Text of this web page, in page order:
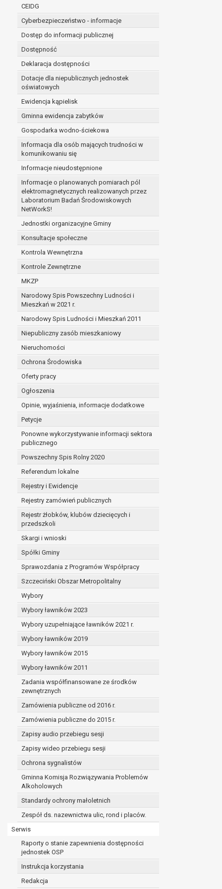
CEIDG
Cyberbezpieczeństwo - informacje
Dostęp do informacji publicznej
Dostępność
Deklaracja dostępności
Dotacje dla niepublicznych jednostek
oświatowych
Ewidencja kąpielisk
Gminna ewidencja zabytków
Gospodarka wodno-ściekowa
Informacja dla osób mających trudności w
komunikowaniu się
Informacje nieudostępnione
Informacje o planowanych pomiarach pól
elektromagnetycznych realizowanych przez
Laboratorium Badań Środowiskowych
NetWorkS!
Jednostki organizacyjne Gminy
Konsultacje społeczne
Kontrola Wewnętrzna
Kontrole Zewnętrzne
MKZP
Narodowy Spis Powszechny Ludności i
Mieszkań w 2021 r.
Narodowy Spis Ludności i Mieszkań 2011
Niepubliczny zasób mieszkaniowy
Nieruchomości
Ochrona Środowiska
Oferty pracy
Ogłoszenia
Opinie, wyjaśnienia, informacje dodatkowe
Petycje
Ponowne wykorzystywanie informacji sektora
publicznego
Powszechny Spis Rolny 2020
Referendum lokalne
Rejestry i Ewidencje
Rejestry zamówień publicznych
Rejestr żłobków, klubów dziecięcych i
przedszkoli
Skargi i wnioski
Spółki Gminy
Sprawozdania z Programów Współpracy
Szczeciński Obszar Metropolitalny
Wybory
Wybory ławników 2023
Wybory uzupełniające ławników 2021 r.
Wybory ławników 2019
Wybory ławników 2015
Wybory ławników 2011
Zadania współfinansowane ze środków
zewnętrznych
Zamówienia publiczne od 2016 r.
Zamówienia publiczne do 2015 r.
Zapisy audio przebiegu sesji
Zapisy wideo przebiegu sesji
Ochrona sygnalistów
Gminna Komisja Rozwiązywania Problemów
Alkoholowych
Standardy ochrony małoletnich
Zespół ds. nazewnictwa ulic, rond i placów.
Serwis
Raporty o stanie zapewnienia dostępności
jednostek OSP
Instrukcja korzystania
Redakcja
administratorowi bądź
niezbędność przetwarzania do celów
Z przyczyn związanych z Pani/Pana
on istnienie ważnych prawnie uzasadnionych
ustalenia, dochodzenia lub obrony roszczeń.
W przypadku gdy przetwarzanie danych osobowych
prawo do cofnięcia tej zgody w dowolnym momencie.
Przysługuje Pani/Panu prawo wniesienia skargi do
Organem właściwym do wniesienia skargi jest Prezes
W zależności od sfery, w której przetwarzane są
Pani/Pana dane nie będą poddawane